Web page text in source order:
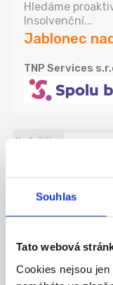
Souhlas
Tato webová
Cookies nejsou
Hledáme
Insolvenční...
Jablonec
TNP Services
Nově přidáno
Bezpečnostní